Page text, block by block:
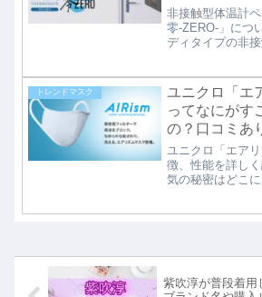
非接触型体温計
零-ZERO-」につ
ディタイプの非
室時に自動検知
特徴や性能は画
方法、口コミ評
に使用方法や設
とめ記事です！
トレンドマスク
ユニクロ「エ
ってなにがす
の？口コミあ
ユニクロ「エア
徴、性能を詳し
気の秘密はどこ
リズムマスクは
実際に購入され
紫吹淳が普段着用